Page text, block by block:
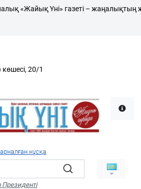
Үні» газеті – жаңалықтың
20/1
нұсқа